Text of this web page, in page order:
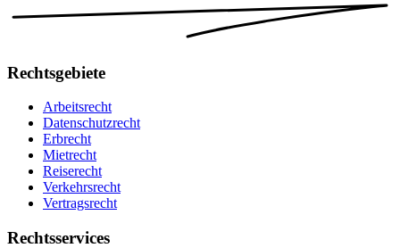
Rechtsgebiete
Arbeitsrecht
Datenschutzrecht
Erbrecht
Mietrecht
Reiserecht
Verkehrsrecht
Vertragsrecht
Rechtsservices